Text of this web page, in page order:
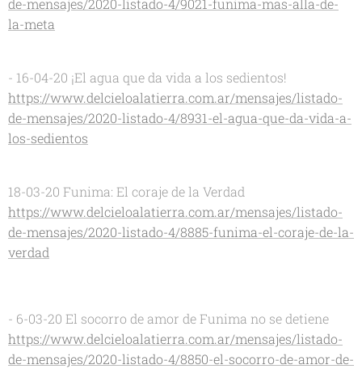
la-meta
- 16-04-20 ¡El agua que da vida a los sedientos!
https://www.delcieloalatierra.com.ar/mensajes/listado-
de-mensajes/2020-listado-4/8931-el-agua-que-da-vida-a-
los-sedientos
18-03-20 Funima: El coraje de la Verdad
https://www.delcieloalatierra.com.ar/mensajes/listado-
de-mensajes/2020-listado-4/8885-funima-el-coraje-de-la-
verdad
- 6-03-20 El socorro de amor de Funima no se detiene
https://www.delcieloalatierra.com.ar/mensajes/listado-
de-mensajes/2020-listado-4/8850-el-socorro-de-amor-de-